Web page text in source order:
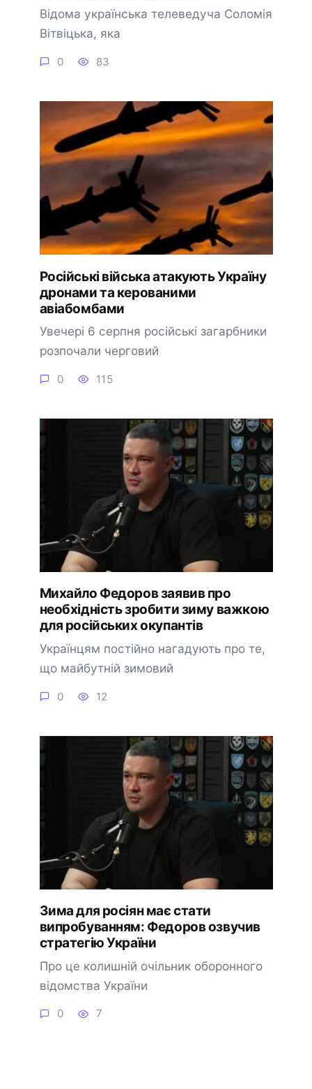
Відома українська телеведуча Соломія
Вітвіцька, яка
0 83
Російські війська атакують Україну
дронами та керованими
авіабомбами
Увечері 6 серпня російські загарбники
розпочали черговий
0 115
Михайло Федоров заявив про
необхідність зробити зиму важкою
для російських окупантів
Українцям постійно нагадують про те,
що майбутній зимовий
0 12
Зима для росіян має стати
випробуванням: Федоров озвучив
стратегію України
Про це колишній очільник оборонного
відомства України
0 7